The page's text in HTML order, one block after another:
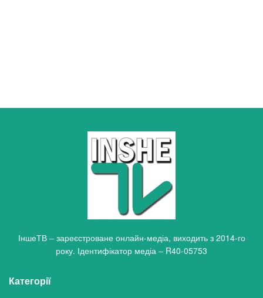
ІншеТВ – зареєстроване онлайн-медіа, виходить з 2014-го
року. Ідентифікатор медіа – R40-05753
Категорії